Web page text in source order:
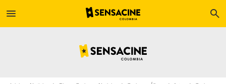
menu search